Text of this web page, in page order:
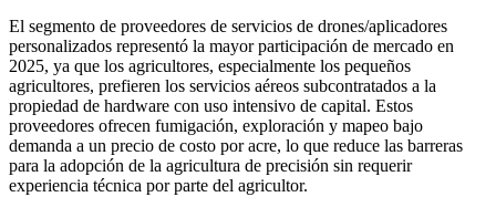
El segmento de proveedores de servicios de drones/aplicadores
personalizados representó la mayor participación de mercado en
2025, ya que los agricultores, especialmente los pequeños
agricultores, prefieren los servicios aéreos subcontratados a la
propiedad de hardware con uso intensivo de capital. Estos
proveedores ofrecen fumigación, exploración y mapeo bajo
demanda a un precio de costo por acre, lo que reduce las barreras
para la adopción de la agricultura de precisión sin requerir
experiencia técnica por parte del agricultor.